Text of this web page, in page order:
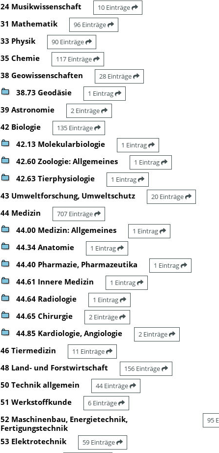
24 Musikwissenschaft 10 Einträge
31 Mathematik 96 Einträge
33 Physik 90 Einträge
35 Chemie 117 Einträge
38 Geowissenschaften 28 Einträge
38.73 Geodäsie 1 Eintrag
39 Astronomie 2 Einträge
42 Biologie 135 Einträge
42.13 Molekularbiologie 1 Eintrag
42.60 Zoologie: Allgemeines 1 Eintrag
42.63 Tierphysiologie 1 Eintrag
43 Umweltforschung, Umweltschutz 20 Einträge
44 Medizin 707 Einträge
44.00 Medizin: Allgemeines 1 Eintrag
44.34 Anatomie 1 Eintrag
44.40 Pharmazie, Pharmazeutika 1 Eintrag
44.61 Innere Medizin 1 Eintrag
44.64 Radiologie 1 Eintrag
44.65 Chirurgie 2 Einträge
44.85 Kardiologie, Angiologie 2 Einträge
46 Tiermedizin 11 Einträge
48 Land- und Forstwirtschaft 156 Einträge
50 Technik allgemein 44 Einträge
51 Werkstoffkunde 6 Einträge
52 Maschinenbau, Energietechnik,
Fertigungstechnik
95
53 Elektrotechnik 59 Einträge